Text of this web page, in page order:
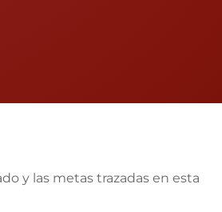
y las metas trazadas en esta